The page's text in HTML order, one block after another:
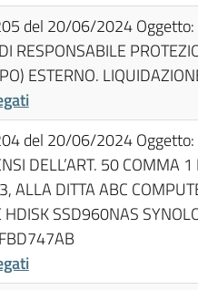
del 20/06/2024 Oggetto:
RESPONSABILE
ESTERNO.
del 20/06/2024 Oggetto:
DELL’ART. 50 COMMA
ALLA DITTA ABC
HDISK SSD960NAS